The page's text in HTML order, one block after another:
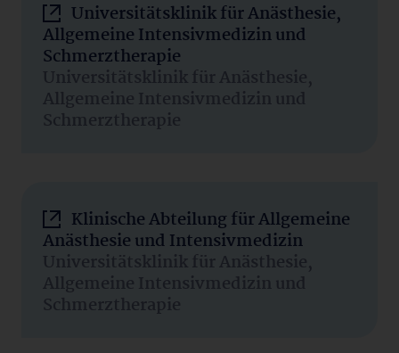
Universitätsklinik für Anästhesie,
Allgemeine Intensivmedizin und
Schmerztherapie
Universitätsklinik für Anästhesie,
Allgemeine Intensivmedizin und
Schmerztherapie
Klinische Abteilung für Allgemeine
Anästhesie und Intensivmedizin
Universitätsklinik für Anästhesie,
Allgemeine Intensivmedizin und
Schmerztherapie